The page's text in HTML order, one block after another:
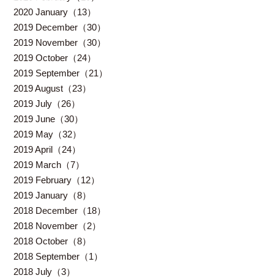
2020 January（13）
2019 December（30）
2019 November（30）
2019 October（24）
2019 September（21）
2019 August（23）
2019 July（26）
2019 June（30）
2019 May（32）
2019 April（24）
2019 March（7）
2019 February（12）
2019 January（8）
2018 December（18）
2018 November（2）
2018 October（8）
2018 September（1）
2018 July（3）